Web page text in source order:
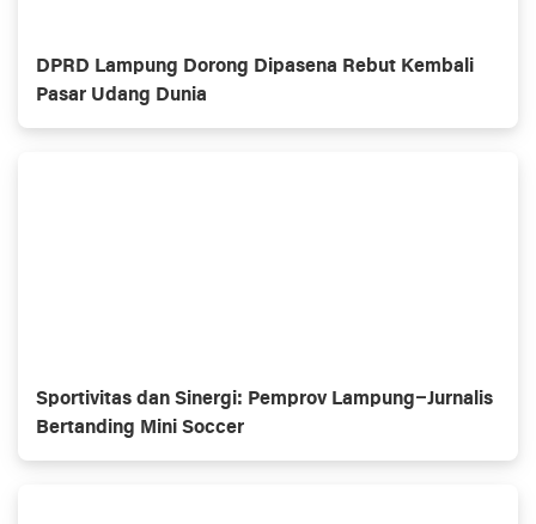
DPRD Lampung Dorong Dipasena Rebut Kembali
Pasar Udang Dunia
Sportivitas dan Sinergi: Pemprov Lampung–Jurnalis
Bertanding Mini Soccer